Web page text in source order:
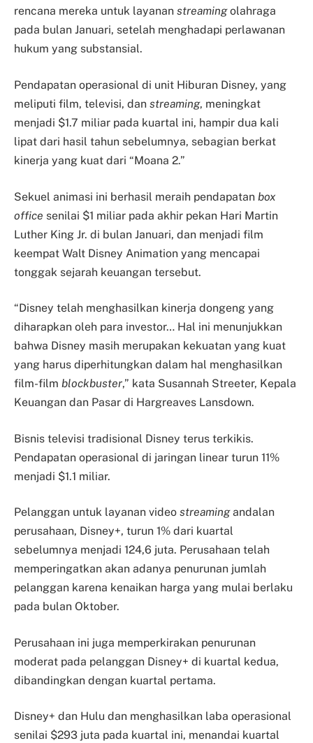
rencana mereka untuk layanan streamingolahraga
pada bulan Januari, setelah menghadapi perlawanan
hukum yang substansial.
Pendapatan operasional di unit Hiburan Disney, yang
meliputi film, televisi, dan streaming, meningkat
menjadi $1.7 miliar pada kuartal ini, hampir dua kali
lipat dari hasil tahun sebelumnya, sebagian berkat
kinerja yang kuat dari “Moana 2.”
Sekuel animasi ini berhasil meraih pendapatan box
office senilai $1 miliar pada akhir pekan Hari Martin
Luther King Jr. di bulan Januari, dan menjadi film
keempat Walt Disney Animation yang mencapai
tonggak sejarah keuangan tersebut.
“Disney telah menghasilkan kinerja dongeng yang
diharapkan oleh para investor… Hal ini menunjukkan
bahwa Disney masih merupakan kekuatan yang kuat
yang harus diperhitungkan dalam hal menghasilkan
film-film blockbuster,” kata Susannah Streeter, Kepala
Keuangan dan Pasar di Hargreaves Lansdown.
Bisnis televisi tradisional Disney terus terkikis.
Pendapatan operasional di jaringan linear turun 11%
menjadi $1.1 miliar.
Pelanggan untuk layanan video streamingandalan
perusahaan, Disney+, turun 1% dari kuartal
sebelumnya menjadi 124,6 juta. Perusahaan telah
memperingatkan akan adanya penurunan jumlah
pelanggan karena kenaikan harga yang mulai berlaku
pada bulan Oktober.
Perusahaan ini juga memperkirakan penurunan
moderat pada pelanggan Disney+ di kuartal kedua,
dibandingkan dengan kuartal pertama.
Disney+ dan Hulu dan menghasilkan laba operasional
senilai $293 juta pada kuartal ini, menandai kuartal